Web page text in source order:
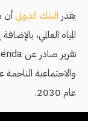
يقدر البنك الدولي
والاجتماعية
عام 2030.